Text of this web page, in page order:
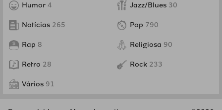
Humor 4 Jazz/Blues 30
Notícias 265 Pop 790
Rap 8 Religiosa 90
Retro 28 Rock 233
Vários 91